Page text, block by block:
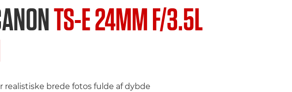
TS-E 24MM F/3.5L
realistiske brede fotos fulde af dybde